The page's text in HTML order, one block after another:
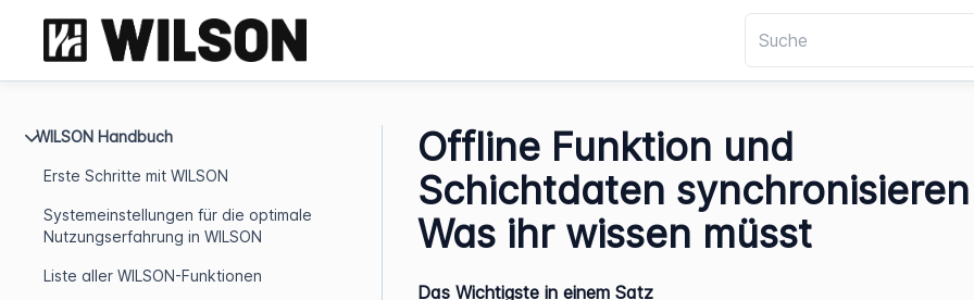
WILSON Handbuch
Erste Schritte mit WILSON
Systemeinstellungen für die optimale
Nutzungserfahrung in WILSON
Liste aller WILSON-Funktionen
Offline Funktion und
Schichtdaten
Was ihr wissen müsst
Das Wichtigste in einem Satz